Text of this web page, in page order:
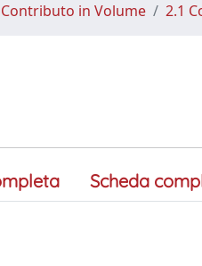
in Volume 2.1
Scheda